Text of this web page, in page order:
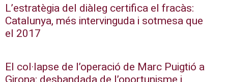
L’estratègia del diàleg certifica el fracàs:
Catalunya, més intervinguda i sotmesa que
el 2017
El col·lapse de l’operació de Marc Puigtió a